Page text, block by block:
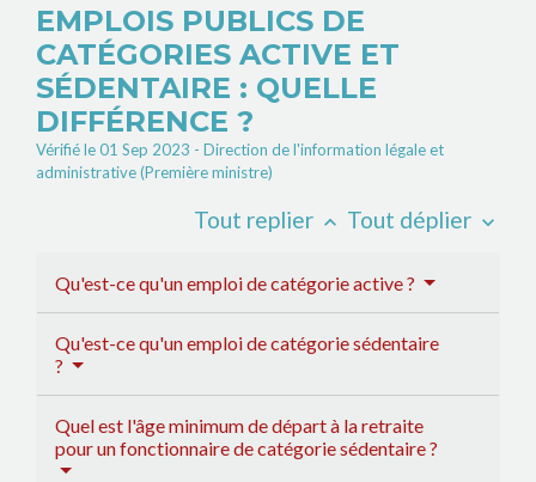
EMPLOIS PUBLICS DE
CATÉGORIES ACTIVE ET
SÉDENTAIRE : QUELLE
DIFFÉRENCE ?
Vérifié le 01 Sep 2023 - Direction de l'information légale et
administrative (Première ministre)
Tout replier keyboard_arrow_up Tout déplier keyboard_arrow_down
Qu'est-ce qu'un emploi de catégorie active ?
Qu'est-ce qu'un emploi de catégorie sédentaire
?
Quel est l'âge minimum de départ à la retraite
pour un fonctionnaire de catégorie sédentaire ?